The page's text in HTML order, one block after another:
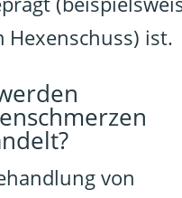
Hexenschuss) ist.
von